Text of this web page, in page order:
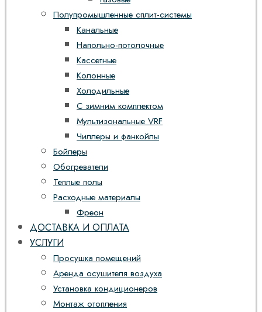
Полупромышленные сплит-системы
Канальные
Напольно-потолочные
Кассетные
Колонные
Холодильные
С зимним комплектом
Мультизональные VRF
Чиллеры и фанкойлы
Бойлеры
Обогреватели
Теплые полы
Расходные материалы
Фреон
ДОСТАВКА И ОПЛАТА
УСЛУГИ
Просушка помещений
Аренда осушителя воздуха
Установка кондиционеров
Монтаж отопления